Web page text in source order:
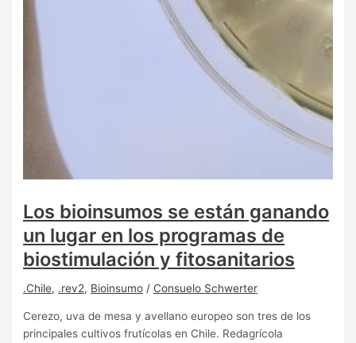
Los bioinsumos se están ganando
un lugar en los programas de
biostimulación y fitosanitarios
.Chile, .rev2, Bioinsumo / Consuelo Schwerter
Cerezo, uva de mesa y avellano europeo son tres de los
principales cultivos frutícolas en Chile. Redagrícola